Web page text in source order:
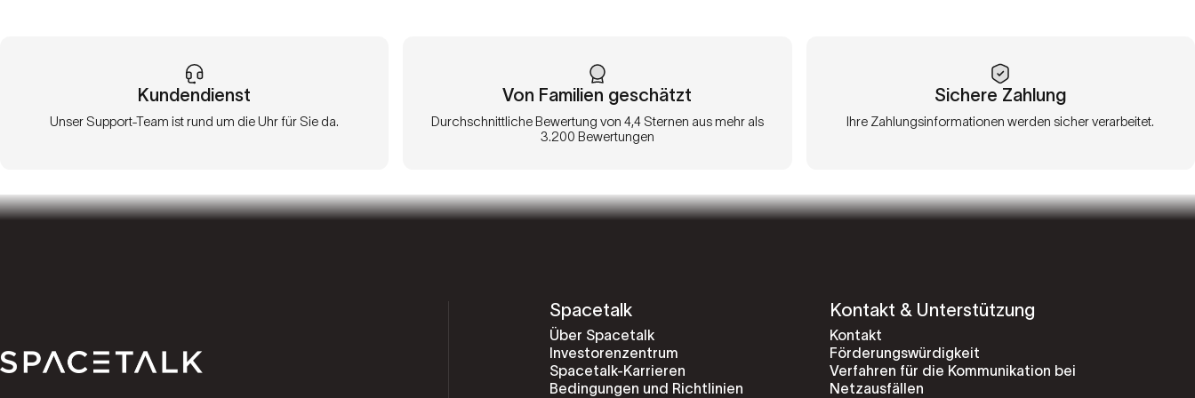
Kundendienst
Unser Support-Team ist rund um die Uhr für Sie da.
Von Familien geschätzt
Durchschnittliche Bewertung von 4,4 Sternen aus mehr als
3.200 Bewertungen
Sichere Zahlung
Ihre Zahlungsinformationen werden sicher verarbeitet.
Spacetalk
Über Spacetalk
Investorenzentrum
Spacetalk-Karrieren
Bedingungen und Richtlinien
Kontakt & Unterstützung
Kontakt
Förderungswürdigkeit
Verfahren für die Kommunikation bei
Netzausfällen
Spacetalk